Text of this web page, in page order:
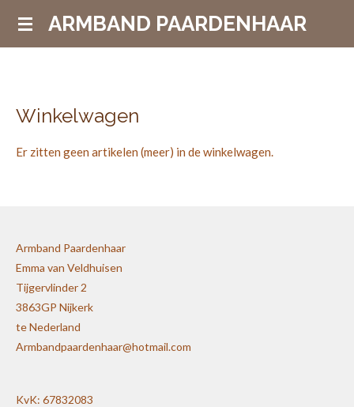
Ga
ARMBAND PAARDENHAAR
Winkelwagen
Er zitten geen artikelen (meer) in de winkelwagen.
Armband Paardenhaar
Emma van Veldhuisen
Tijgervlinder 2
3863GP Nijkerk
te Nederland
Armbandpaardenhaar@hotmail.com
KvK: 67832083